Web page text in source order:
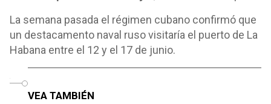
La semana pasada el régimen cubano confirmó que
un destacamento naval ruso visitaría el puerto de La
Habana entre el 12 y el 17 de junio.
VEA TAMBIÉN